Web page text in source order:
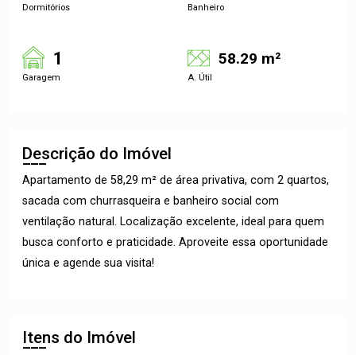
Dormitórios Banheiro
1
Garagem
58.29 m²
A. Útil
Descrição do Imóvel
Apartamento de 58,29 m² de área privativa, com 2 quartos,
sacada com churrasqueira e banheiro social com
ventilação natural. Localização excelente, ideal para quem
busca conforto e praticidade. Aproveite essa oportunidade
única e agende sua visita!
Itens do Imóvel